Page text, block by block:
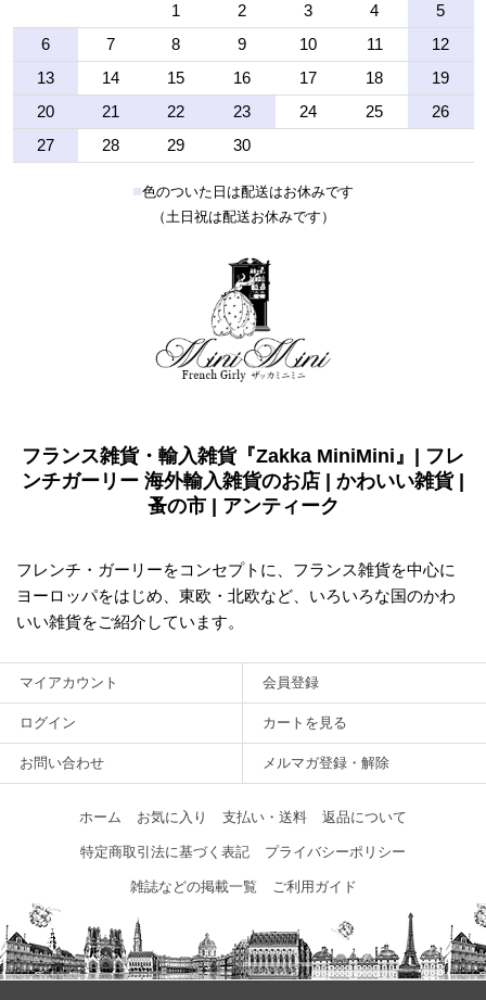
1
2 3 4
5
6
7 8 9 10 11
12
13
14 15 16 17 18
19
20
21 22 23 24 25
26
27
28 29 30
■色のついた日は配送はお休みです
（土日祝は配送お休みです）
フランス雑貨・輸入雑貨『Zakka MiniMini』| フレ
ンチガーリー 海外輸入雑貨のお店 | かわいい雑貨 |
蚤の市 | アンティーク
フレンチ・ガーリーをコンセプトに、フランス雑貨を中心に
ヨーロッパをはじめ、東欧・北欧など、いろいろな国のかわ
いい雑貨をご紹介しています。
マイアカウント 会員登録
ログイン カートを見る
お問い合わせ メルマガ登録・解除
ホーム お気に入り 支払い・送料 返品について
特定商取引法に基づく表記 プライバシーポリシー
雑誌などの掲載一覧 ご利用ガイド